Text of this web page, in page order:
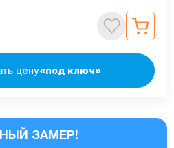
цену«под ключ»
ЗАМЕР!